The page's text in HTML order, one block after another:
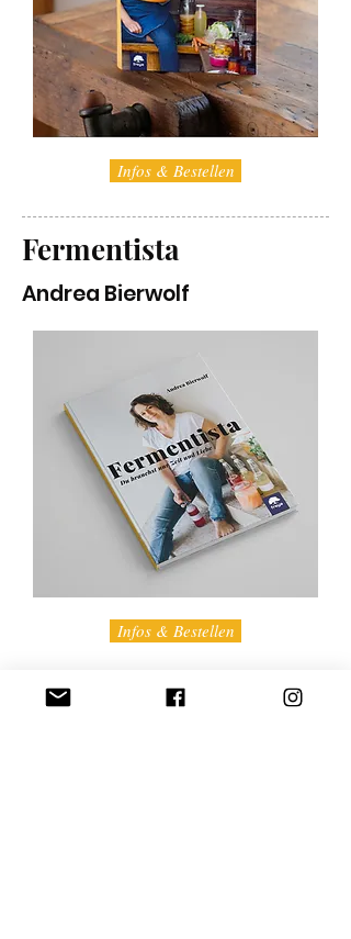
Infos & Bestellen
Fermentista
Andrea Bierwolf
Infos & Bestellen
Gesund Naschen